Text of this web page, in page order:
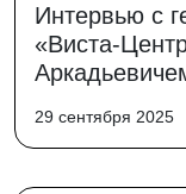
Интервью с
«Виста-
29 сентября 2025